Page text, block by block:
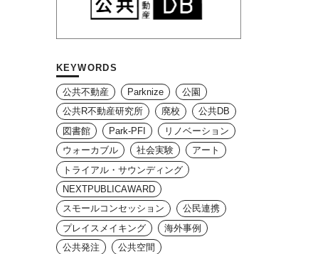
KEYWORDS
公共不動産 Parknize
公園
公共R不動産研究所
廃校
公共DB
図書館
Park-PFI
リノベーション
ウォーカブル
社会実験
アート
トライアル・サウンディング
NEXTPUBLICAWARD
スモールコンセッション
公民連携
プレイスメイキング
海外事例
公共発注
公共空間